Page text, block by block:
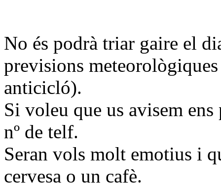
No és podrà triar gaire el
previsions
anticicló).
Si voleu que us avisem
nº de telf.
Seran vols molt emotius i
cervesa o un cafè.